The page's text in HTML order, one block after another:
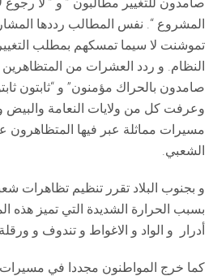
المشروع “. نفس المطالب رددها
تموشنت لا سيما تمسكهم بمطلب
النظام. و ردد العشرات من
صامدون بالحراك مؤمنون” و “ثابتون
وعرفت كل من ولايات النعامة
مسيرات مماثلة عبر فيها
الشعبي.
و بجنوب البلاد تقرر تنظيم تظاهرات
بسبب الحرارة الشديدة التي تميز هذه
أدرار و الواد و الاغواط و تندوف و
كما خرج المواطنون مجددا في مسيرات